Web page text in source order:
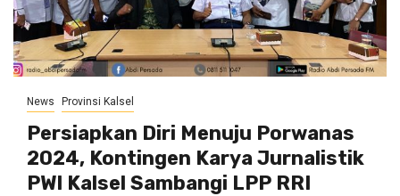
News Provinsi Kalsel
Persiapkan Diri Menuju Porwanas
2024, Kontingen Karya Jurnalistik
PWI Kalsel Sambangi LPP RRI